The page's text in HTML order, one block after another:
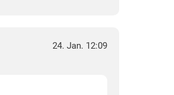
24. Jan. 12:09